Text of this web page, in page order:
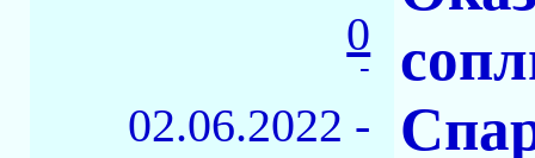
0
-
02.06.2022 -